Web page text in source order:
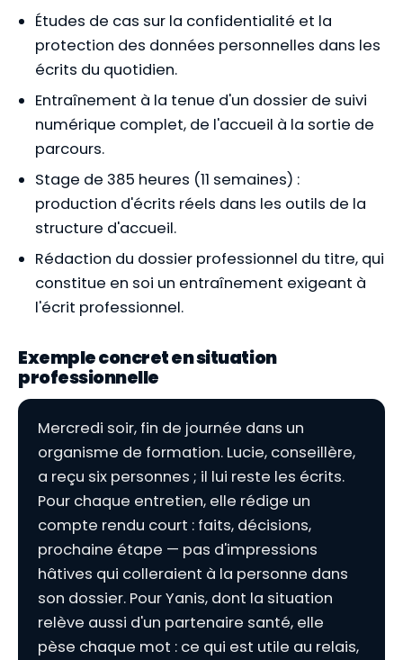
Études de cas sur la confidentialité et la
protection des données personnelles dans les
écrits du quotidien.
Entraînement à la tenue d'un dossier de suivi
numérique complet, de l'accueil à la sortie de
parcours.
Stage de 385 heures (11 semaines) :
production d'écrits réels dans les outils de la
structure d'accueil.
Rédaction du dossier professionnel du titre, qui
constitue en soi un entraînement exigeant à
l'écrit professionnel.
Exemple concret en situation
professionnelle
Mercredi soir, fin de journée dans un
organisme de formation. Lucie, conseillère,
a reçu six personnes ; il lui reste les écrits.
Pour chaque entretien, elle rédige un
compte rendu court : faits, décisions,
prochaine étape — pas d'impressions
hâtives qui colleraient à la personne dans
son dossier. Pour Yanis, dont la situation
relève aussi d'un partenaire santé, elle
pèse chaque mot : ce qui est utile au relais,